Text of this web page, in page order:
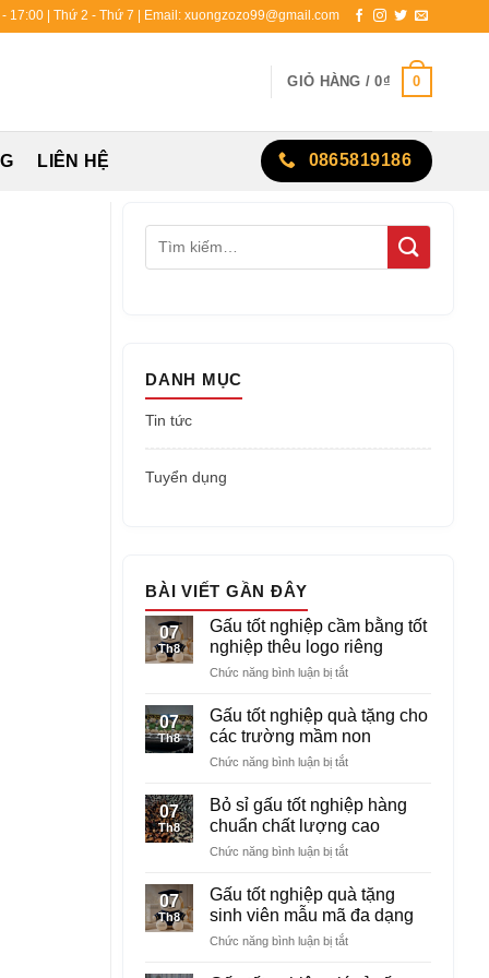
17:00 | Thứ 2 - Thứ 7 | Email: xuongzozo99@gmail.com
GIỎ HÀNG /0₫ 0
LIÊN HỆ 0865819186
DANH MỤC
Tin tức
Tuyển dụng
BÀI VIẾT GẦN ĐÂY
07
Th8
Gấu tốt nghiệp cầm bằng tốt
nghiệp thêu logo riêng
Chức năng bình luận bị tắtở
tốt
nghiệp
cầm
bằng
nghiệp
thêu
riêng
07
Th8
Gấu tốt nghiệp quà tặng cho
các trường mầm non
Chức năng bình luận bị tắtở
tốt
nghiệp
quà
tặng
các
trường
non
07
Th8
Bỏ sỉ gấu tốt nghiệp hàng
chuẩn chất lượng cao
Chức năng bình luận bị tắtở
sỉ
gấu
tốt
nghiệp
07
Th8
Gấu tốt nghiệp quà tặng
sinh viên mẫu mã đa dạng
Chức năng bình luận bị tắtở